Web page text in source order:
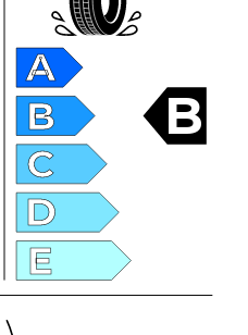
A
B
C
D
E
B